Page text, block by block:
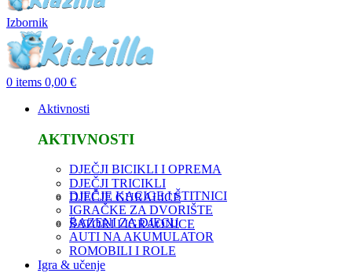
Izbornik
0 items 0,00 €
Aktivnosti
AKTIVNOSTI
DJEČJI BICIKLI I OPREMA
DJEČJI TRICIKLI
DJEČJE GURALICE
DJEČJE KACIGE I ŠTITNICI
IGRAČKE ZA DVORIŠTE
ŠATORI I IGRAONICE
BAZENI ZA DJECU
AUTI NA AKUMULATOR
ROMOBILI I ROLE
Igra & učenje